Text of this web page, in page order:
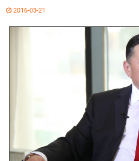
2016-03-21